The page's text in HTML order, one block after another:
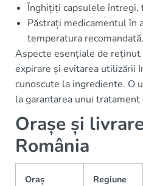
Înghițiți capsulele întregi,
Păstrați medicamentul în
temperatura
Aspecte esențiale de
expirare și evitarea utilizării
cunoscute la ingrediente. O
la garantarea unui
Orașe și
România
Oraș Regiune